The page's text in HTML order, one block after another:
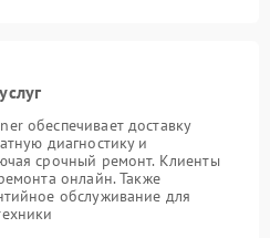
обеспечивает доставку
диагностику и
срочный ремонт. Клиенты
онлайн. Также
обслуживание для